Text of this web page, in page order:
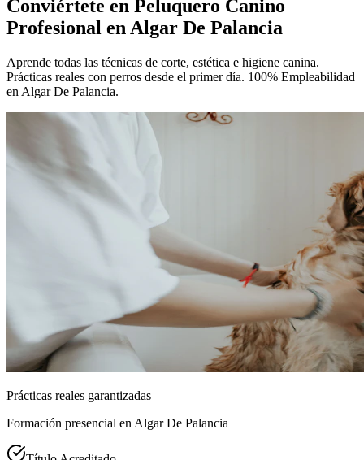
Conviértete en Peluquero Canino
Profesional en Algar De Palancia
Aprende todas las técnicas de corte, estética e higiene canina.
Prácticas reales con perros desde el primer día. 100% Empleabilidad
en Algar De Palancia.
Prácticas reales garantizadas
Formación presencial en Algar De Palancia